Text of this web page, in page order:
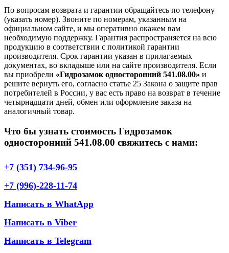
По вопросам возврата и гарантии обращайтесь по телефону
(указать номер). Звоните по номерам, указанным на
официальном сайте, и мы оперативно окажем вам
необходимую поддержку. Гарантия распространяется на всю
продукцию в соответствии с политикой гарантии
производителя. Срок гарантии указан в прилагаемых
документах, во вкладыше или на сайте производителя. Если
вы приобрели «Гидрозамок односторонний 541.08.00» и
решите вернуть его, согласно статье 25 Закона о защите прав
потребителей в России, у вас есть право на возврат в течение
четырнадцати дней, обмен или оформление заказа на
аналогичный товар.
Что бы узнать стоимость Гидрозамок
односторонний 541.08.00 свяжитесь с нами:
+7 (351) 734-96-95
+7 (996)-228-11-74
Написать в WhatApp
Написать в Viber
Написать в Telegram